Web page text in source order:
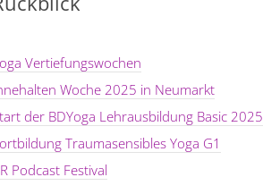
Vertiefungswochen
Woche 2025 in Neumarkt
der BDYoga Lehrausbildung Basic 2025
Traumasensibles Yoga G1
Podcast Festival